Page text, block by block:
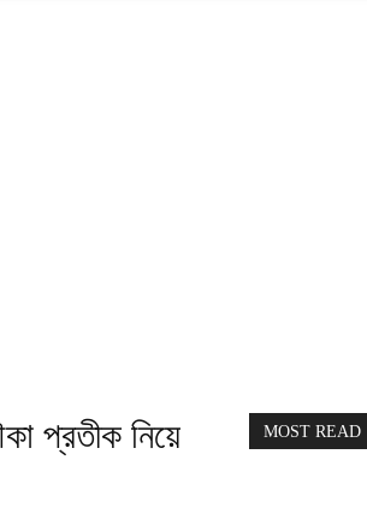
প্রতীক নিয়ে MOST READ